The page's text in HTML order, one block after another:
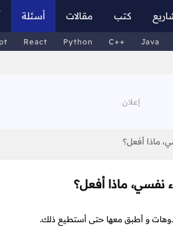
كتب مقالات أسئلة
React Python C++ Java
ماذا أفعل؟
نفسي، ماذا أفعل؟
و أطبق معها حتى أستطيع ذلك.